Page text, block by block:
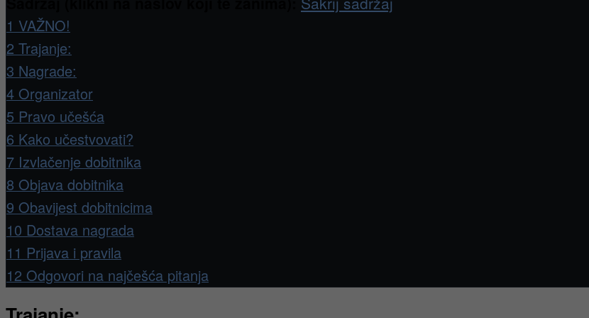
1 VAŽNO!
2 Trajanje:
3 Nagrade:
4 Organizator
5 Pravo učešća
6 Kako učestvovati?
7 Izvlačenje dobitnika
8 Objava dobitnika
9 Obavijest dobitnicima
10 Dostava nagrada
11 Prijava i pravila
12 Odgovori na najčešća pitanja